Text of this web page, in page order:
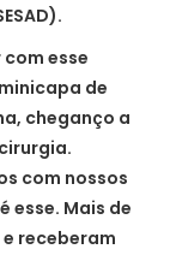
esse
de
cheganço a
com nossos
esse. Mais de
receberam